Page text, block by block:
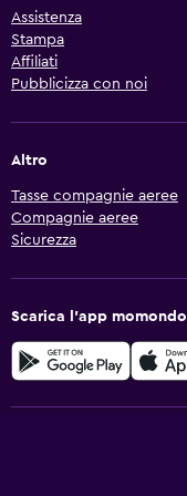
Assistenza
Stampa
Affiliati
Pubblicizza con noi
Altro
Tasse compagnie aeree
Compagnie aeree
Sicurezza
Scarica l'app momondo